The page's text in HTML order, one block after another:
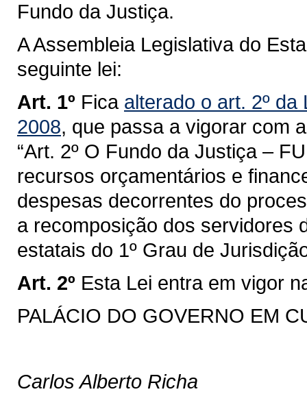
Fundo da Justiça.
A Assembleia Legislativa do
seguinte lei:
Art. 1º Fica alterado o art. 2º
2008, que passa a vigorar com
“Art. 2º O Fundo da Justiça –
recursos orçamentários e
despesas decorrentes do
a recomposição dos servidores
estatais do 1º Grau de
Art. 2º Esta Lei entra em vigor
PALÁCIO DO GOVERNO EM
Carlos Alberto Richa